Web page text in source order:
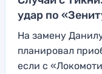
удар по
На замену
планировал
если с